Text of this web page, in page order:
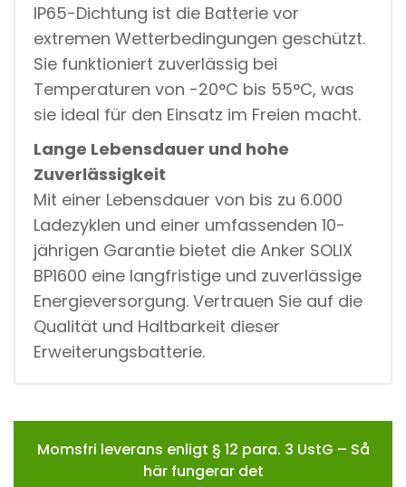
IP65-Dichtung ist die Batterie vor
extremen Wetterbedingungen geschützt.
Sie funktioniert zuverlässig bei
Temperaturen von -20°C bis 55°C, was
sie ideal für den Einsatz im Freien macht.
Lange Lebensdauer und hohe
Zuverlässigkeit
Mit einer Lebensdauer von bis zu 6.000
Ladezyklen und einer umfassenden 10-
jährigen Garantie bietet die Anker SOLIX
BP1600 eine langfristige und zuverlässige
Energieversorgung. Vertrauen Sie auf die
Qualität und Haltbarkeit dieser
Erweiterungsbatterie.
Momsfri leverans enligt § 12 para. 3 UstG – Så
här fungerar det